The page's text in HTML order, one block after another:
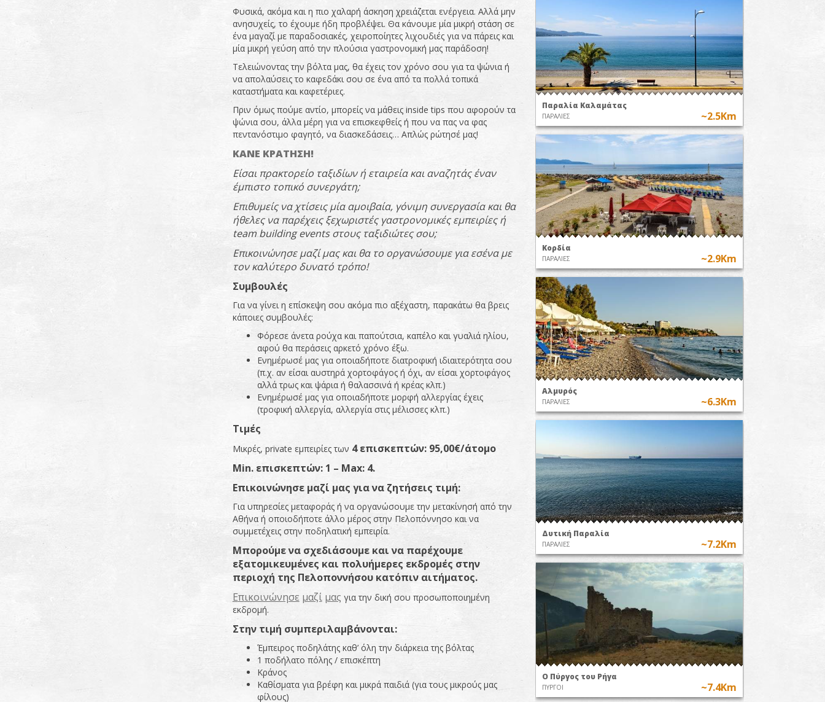
Φυσικά, ακόμα και η πιο χαλαρή άσκηση χρειάζεται ενέργεια. Αλλά μην
ανησυχείς, το έχουμε ήδη προβλέψει. Θα κάνουμε μία μικρή στάση σε
ένα μαγαζί με παραδοσιακές, χειροποίητες λιχουδιές για να πάρεις και
μία μικρή γεύση από την πλούσια γαστρονομική μας παράδοση!
Τελειώνοντας την βόλτα μας, θα έχεις τον χρόνο σου για τα ψώνια ή
να απολαύσεις το καφεδάκι σου σε ένα από τα πολλά τοπικά
καταστήματα και καφετέριες.
Πριν όμως πούμε αντίο, μπορείς να μάθεις inside tips που αφορούν τα
ψώνια σου, άλλα μέρη για να επισκεφθείς ή που να πας να φας
πεντανόστιμο φαγητό, να διασκεδάσεις… Απλώς ρώτησέ μας!
ΚΑΝΕ ΚΡΑΤΗΣΗ!
Είσαιπρακτορείο ταξιδίων ή εταιρεία και αναζητάς έναν
έμπιστο τοπικό συνεργάτη;
Επιθυμείς να χτίσεις μία αμοιβαία, γόνιμη συνεργασία και θα
ήθελες ναπαρέχεις ξεχωριστές γαστρονομικές εμπειρίες ή
team building events στους ταξιδιώτες σου;
Επικοινώνησε μαζί μας και θα το οργανώσουμε για εσένα με
τον καλύτερο δυνατό τρόπο!
Συμβουλές
Για να γίνει η επίσκεψη σου ακόμα πιο αξέχαστη, παρακάτω θα βρεις
κάποιες συμβουλές:
Φόρεσε άνετα ρούχα και παπούτσια, καπέλο και γυαλιά ηλίου,
αφού θα περάσεις αρκετό χρόνο έξω.
Ενημέρωσέ μας για οποιαδήποτε διατροφική ιδιαιτερότητα σου
(π.χ. αν είσαι αυστηρά χορτοφάγος ή όχι, αν είσαι χορτοφάγος
αλλά τρως και ψάρια ή θαλασσινά ή κρέας κλπ.)
Ενημέρωσέ μας για οποιαδήποτε μορφή αλλεργίας έχεις
(τροφική αλλεργία, αλλεργία στις μέλισσες κλπ.)
Τιμές
Μικρές, private εμπειρίες των 4επισκεπτών: 95,00€/άτομο
Min. επισκεπτών: 1 – Max: 4.
Επικοινώνησε μαζί μας γιανα ζητήσεις τιμή:
Για υπηρεσίες μεταφοράς ή να οργανώσουμε την μετακίνησή από την
Αθήνα ή οποιοδήποτε άλλο μέρος στην Πελοπόννησο και να
συμμετέχεις στην ποδηλατική εμπειρία.
Μπορούμενα σχεδιάσουμε και ναπαρέχουμε
εξατομικευμένες και πολυήμερες εκδρομές στην
περιοχή της Πελοποννήσου κατόπιν αιτήματος.
Επικοινώνησε μαζί μας για την δική σου προσωποποιημένη
εκδρομή.
Στην τιμή συμπεριλαμβάνονται:
Έμπειρος ποδηλάτης καθ’ όλη την διάρκεια της βόλτας
1 ποδήλατο πόλης / επισκέπτη
Κράνος
Καθίσματα για βρέφη και μικρά παιδιά (για τους μικρούς μας
φίλους)
Παραλία Καλαμάτας
ΠΑΡΑΛΙΕΣ ~2.5Km
Κορδία
ΠΑΡΑΛΙΕΣ ~2.9Km
Αλμυρός
ΠΑΡΑΛΙΕΣ ~6.3Km
Δυτική Παραλία
ΠΑΡΑΛΙΕΣ ~7.2Km
O Πύργος του Ρήγα
ΠΥΡΓΟΙ ~7.4Km